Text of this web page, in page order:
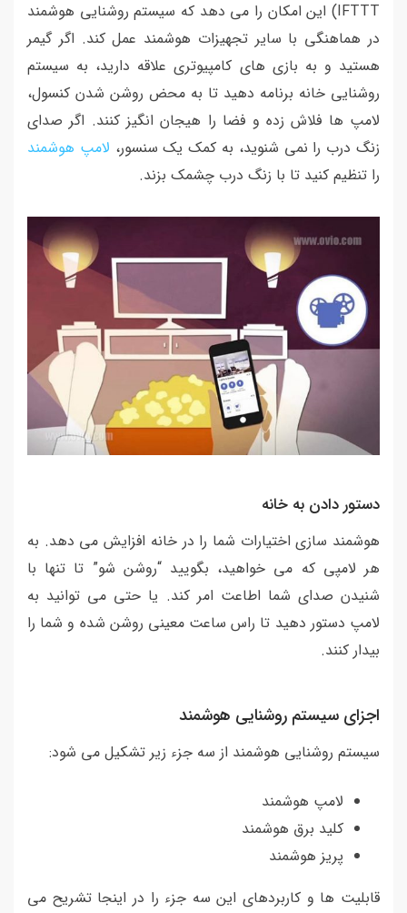
IFTTT) این امکان را می دهد که سیستم روشنایی هوشمند
در هماهنگی با سایر تجهیزات هوشمند عمل کند. اگر گیمر
هستید و به بازی های کامپیوتری علاقه دارید، به سیستم
روشنایی خانه برنامه دهید تا به محض روشن شدن کنسول،
لامپ ها فلاش زده و فضا را هیجان انگیز کنند. اگر صدای
زنگ درب را نمی شنوید، به کمک یک سنسور، لامپ هوشمند
را تنظیم کنید تا با زنگ درب چشمک بزند.
دستور دادن به خانه
هوشمند سازی اختیارات شما را در خانه افزایش می دهد. به
هر لامپی که می خواهید، بگویید “روشن شو” تا تنها با
شنیدن صدای شما اطاعت امر کند. یا حتی می توانید به
لامپ دستور دهید تا راس ساعت معینی روشن شده و شما را
بیدار کنند.
اجزای سیستم روشنایی هوشمند
سیستم روشنایی هوشمند از سه جزء زیر تشکیل می شود:
لامپ هوشمند
کلید برق هوشمند
پریز هوشمند
قابلیت ها و کاربردهای این سه جزء را در اینجا تشریح می